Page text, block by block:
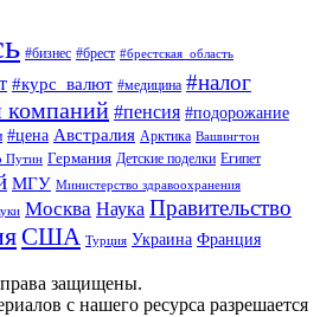
#бизнес #брест #брестская_область
#курс_валют #медицина #налог
компаний #пенсия #подорожание
#цена Австралия Арктика Вашингтон
Путин Германия Детские поделки Египет
МГУ Министерство здравоохранения
Москва Наука Правительство
США Турция Украина Франция
защищены.
с нашего ресурса разрешается